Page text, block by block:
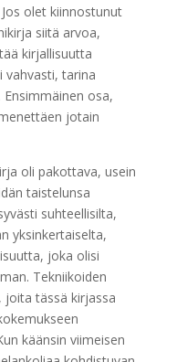
olet kiinnostunut
siitä arvoa,
kirjallisuutta
vahvasti, tarina
osa,
jotain
oli pakottava, usein
taistelunsa
suhteellisilta,
yksinkertaiselta,
joka olisi
Tekniikoiden
joita tässä kirjassa
käänsin viimeisen